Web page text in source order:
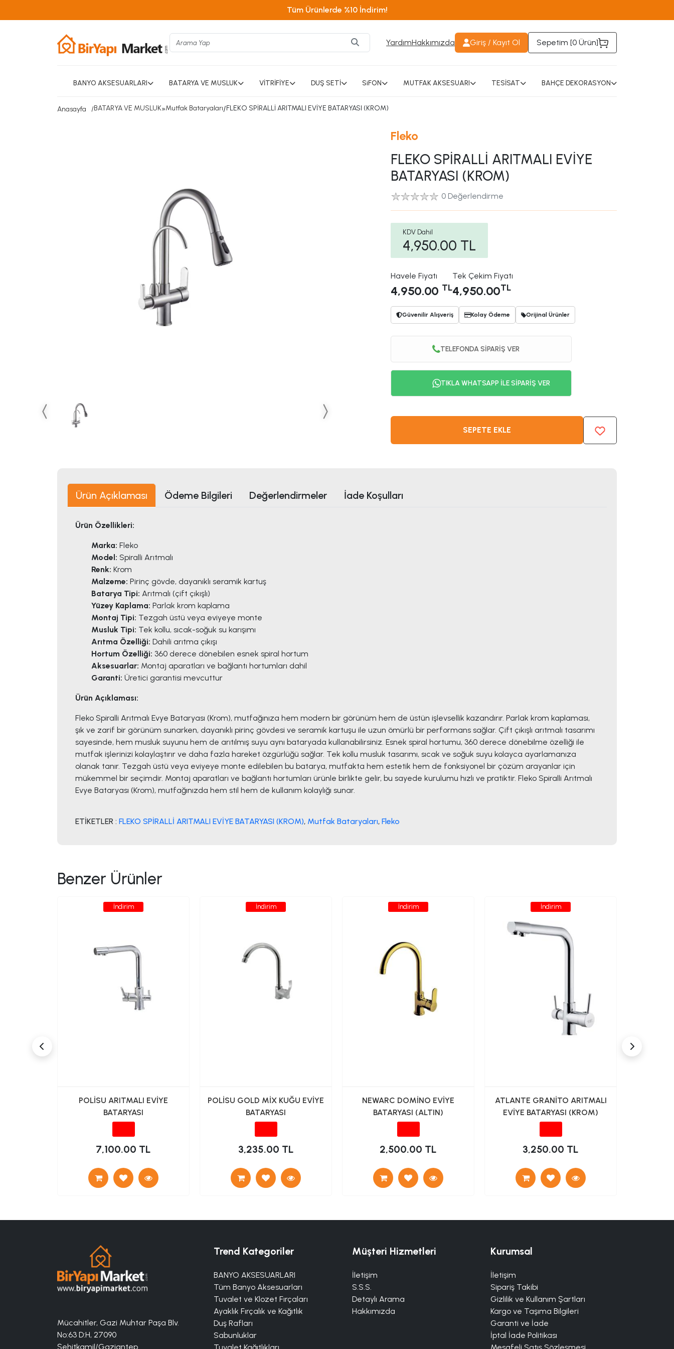
Tüm Ürünlerde %10 İndirim!
YardımHakkımızda Giriş / Kayıt Ol Sepetim [0 Ürün]
BANYO AKSESUARLARI BATARYA VE MUSLUK VİTRİFİYE DUŞ SETİ SiFON MUTFAK AKSESUARI TESİSAT BAHÇE DEKORASYON
Anasayfa BATARYA VE MUSLUK»Mutfak Bataryaları/FLEKO SPİRALLİ ARITMALI EVİYE BATARYASI (KROM)
Fleko
FLEKO SPİRALLİ ARITMALI EVİYE
BATARYASI (KROM)
0 Değerlendirme
KDV Dahil
4,950.00 TL
Havele Fiyatı
4,950.00 TL
Tek Çekim Fiyatı
4,950.00TL
Güvenilir Alışveriş Kolay Ödeme Orijinal Ürünler
TELEFONDA SİPARİŞ VER
TIKLA WHATSAPP İLE SİPARİŞ VER
SEPETE EKLE
Ürün Açıklaması Ödeme Bilgileri Değerlendirmeler İade Koşulları
Ürün Özellikleri:
Marka: Fleko
Model: Spiralli Arıtmalı
Renk: Krom
Malzeme: Pirinç gövde, dayanıklı seramik kartuş
Batarya Tipi: Arıtmalı (çift çıkışlı)
Yüzey Kaplama: Parlak krom kaplama
Montaj Tipi: Tezgah üstü veya eviyeye monte
Musluk Tipi: Tek kollu, sıcak-soğuk su karışımı
Arıtma Özelliği: Dahili arıtma çıkışı
Hortum Özelliği: 360 derece dönebilen esnek spiral hortum
Aksesuarlar: Montaj aparatları ve bağlantı hortumları dahil
Garanti: Üretici garantisi mevcuttur
Ürün Açıklaması:
Fleko Spiralli Arıtmalı Evye Bataryası (Krom), mutfağınıza hem modern bir görünüm hem de üstün işlevsellik kazandırır. Parlak krom kaplaması,
şık ve zarif bir görünüm sunarken, dayanıklı pirinç gövdesi ve seramik kartuşu ile uzun ömürlü bir performans sağlar. Çift çıkışlı arıtmalı tasarımı
sayesinde, hem musluk suyunu hem de arıtılmış suyu aynı bataryada kullanabilirsiniz. Esnek spiral hortumu, 360 derece dönebilme özelliği ile
mutfak işlerinizi kolaylaştırır ve daha fazla hareket özgürlüğü sağlar. Tek kollu musluk tasarımı, sıcak ve soğuk suyu kolayca ayarlamanıza
olanak tanır. Tezgah üstü veya eviyeye monte edilebilen bu batarya, mutfakta hem estetik hem de fonksiyonel bir çözüm arayanlar için
mükemmel bir seçimdir. Montaj aparatları ve bağlantı hortumları ürünle birlikte gelir, bu sayede kurulumu hızlı ve pratiktir. Fleko Spiralli Arıtmalı
Evye Bataryası (Krom), mutfağınızda hem stil hem de kullanım kolaylığı sunar.
ETİKETLER : FLEKO SPİRALLİ ARITMALI EVİYE BATARYASI (KROM), Mutfak Bataryaları, Fleko
Benzer Ürünler
İndirim
POLİSU ARITMALI EVİYE
BATARYASI
7,100.00 TL
İndirim
POLİSU GOLD MİX KUĞU EVİYE
BATARYASI
3,235.00 TL
İndirim
NEWARC DOMİNO EVİYE
BATARYASI (ALTIN)
2,500.00 TL
İndirim
ATLANTE GRANİTO ARITMALI
EVİYE BATARYASI (KROM)
3,250.00 TL
Mücahitler, Gazi Muhtar Paşa Blv.
No:63 D:H, 27090
Şehitkamil/Gaziantep
Trend Kategoriler
BANYO AKSESUARLARI
Tüm Banyo Aksesuarları
Tuvalet ve Klozet Fırçaları
Ayaklık Fırçalık ve Kağıtlık
Duş Rafları
Sabunluklar
Kurumsal
İletişim
Sipariş Takibi
Gizlilik ve Kullanım Şartları
Kargo ve Taşıma Bilgileri
Garanti ve İade
İptal İade Politikası
Müşteri Hizmetleri
İletişim
S.S.S.
Detaylı Arama
Hakkımızda